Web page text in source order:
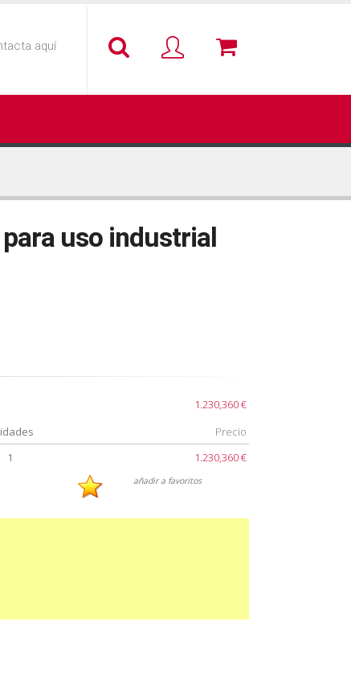
aquí
uso industrial
1.230,360 €
Precio
1
1.230,360 €
añadir a favoritos